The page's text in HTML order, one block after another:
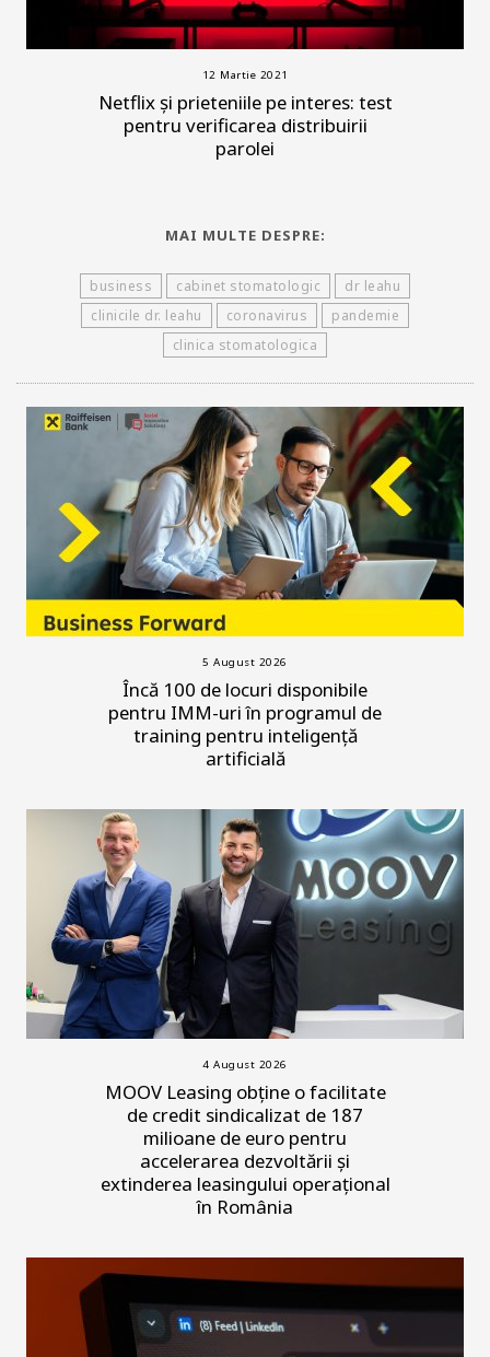
12 Martie 2021
Netflix și prieteniile pe interes: test
pentru verificarea distribuirii
parolei
MAI MULTE DESPRE:
business cabinet stomatologic
dr leahu
clinicile dr. leahu
coronavirus
pandemie
clinica stomatologica
5 August 2026
Încă 100 de locuri disponibile
pentru IMM-uri în programul de
training pentru inteligență
artificială
4 August 2026
MOOV Leasing obține o facilitate
de credit sindicalizat de 187
milioane de euro pentru
accelerarea dezvoltării și
extinderea leasingului operațional
în România